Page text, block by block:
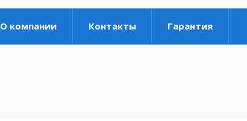
О компании Контакты Гарантия